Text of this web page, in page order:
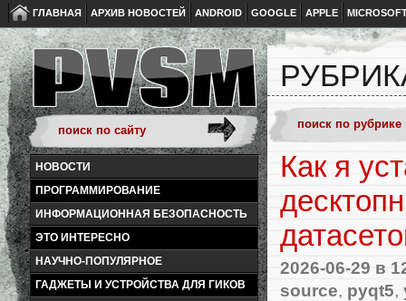
ГЛАВНАЯ АРХИВ НОВОСТЕЙ ANDROID GOOGLE APPLE
НОВОСТИ
ПРОГРАММИРОВАНИЕ
ИНФОРМАЦИОННАЯ БЕЗОПАСНОСТЬ
ЭТО ИНТЕРЕСНО
НАУЧНО-ПОПУЛЯРНОЕ
ГАДЖЕТЫ И УСТРОЙСТВА ДЛЯ ГИКОВ
Как я
2026-06-29 в
source, pyqt5,